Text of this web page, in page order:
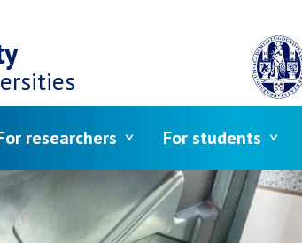
researchers For students